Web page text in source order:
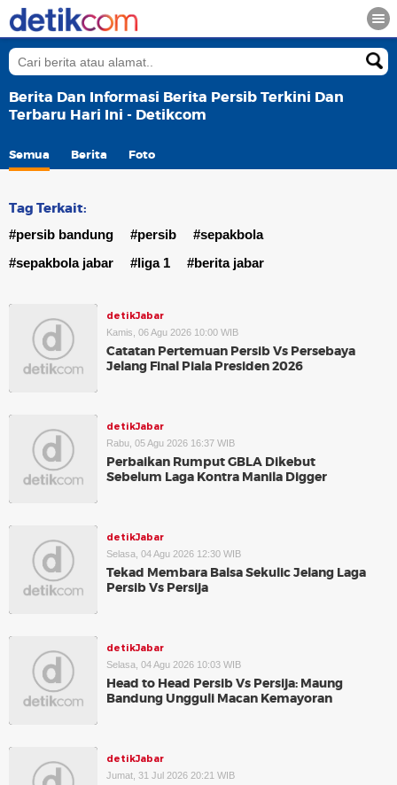
Berita Dan Informasi Berita Persib Terkini Dan
Terbaru Hari Ini - Detikcom
Semua Berita Foto
Tag Terkait:
#persib bandung #persib
#sepakbola
#sepakbola jabar
#liga 1 #berita jabar
detikJabar
Kamis, 06 Agu 2026 10:00 WIB
Catatan Pertemuan Persib Vs Persebaya
Jelang Final Piala Presiden 2026
detikJabar
Rabu, 05 Agu 2026 16:37 WIB
Perbaikan Rumput GBLA Dikebut
Sebelum Laga Kontra Manila Digger
detikJabar
Selasa, 04 Agu 2026 12:30 WIB
Tekad Membara Balsa Sekulic Jelang Laga
Persib Vs Persija
detikJabar
Selasa, 04 Agu 2026 10:03 WIB
Head to Head Persib Vs Persija: Maung
Bandung Ungguli Macan Kemayoran
detikJabar
Jumat, 31 Jul 2026 20:21 WIB